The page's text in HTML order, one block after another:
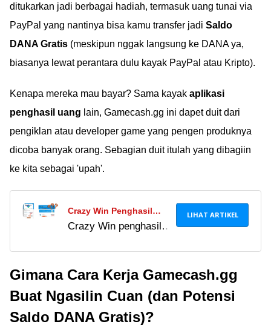
ditukarkan jadi berbagai hadiah, termasuk uang tunai via
PayPal yang nantinya bisa kamu transfer jadi Saldo
DANA Gratis (meskipun nggak langsung ke DANA ya,
biasanya lewat perantara dulu kayak PayPal atau Kripto).
Kenapa mereka mau bayar? Sama kayak aplikasi
penghasil uang lain, Gamecash.gg ini dapet duit dari
pengiklan atau developer game yang pengen produknya
dicoba banyak orang. Sebagian duit itulah yang dibagiin
ke kita sebagai 'upah'.
Crazy Win Penghasil
Saldo DANA Gratis Bayar
Penipuan?
Crazy Win penghasil
Rp600 ribu untuk
pengguna. Cek fakta
pembayaran,
keamanan, dan risiko
LIHAT ARTIKEL
Gimana Cara Kerja Gamecash.gg
Buat Ngasilin Cuan (dan Potensi
Saldo DANA Gratis)?